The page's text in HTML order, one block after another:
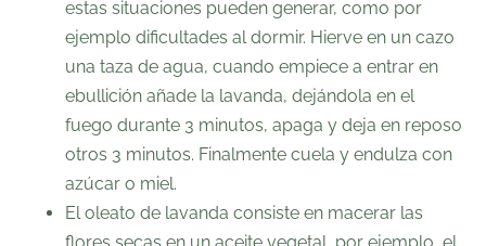
estas situaciones pueden generar, como por
ejemplo dificultades al dormir. Hierve en un cazo
una taza de agua, cuando empiece a entrar en
ebullición añade la lavanda, dejándola en el
fuego durante 3 minutos, apaga y deja en reposo
otros 3 minutos. Finalmente cuela y endulza con
azúcar o miel.
El oleato de lavanda consiste en macerar las
flores secas en un aceite vegetal, por ejemplo, el